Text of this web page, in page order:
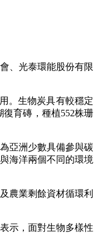
、光泰環能股份有限
。生物炭具有較穩定
育磚，種植552株珊
亞洲少數具備參與碳
海洋兩個不同的環境
農業剩餘資材循環利
示，面對生物多樣性